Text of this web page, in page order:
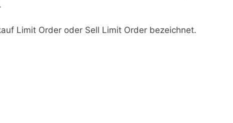
Limit Order oder Sell Limit Order bezeichnet.